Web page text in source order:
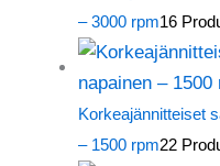
– 3000 rpm16
Korkeajännitteiset
– 1500 rpm22